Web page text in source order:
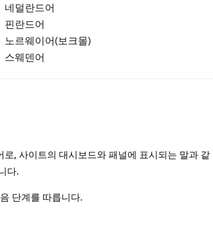
네덜란드어
핀란드어
노르웨이어(보크몰)
스웨덴어
, 사이트의 대시보드와 패널에 표시되는 말과 같
다.
단계를 따릅니다.